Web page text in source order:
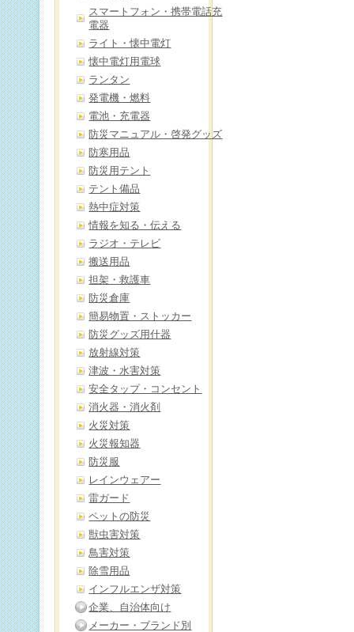
スマートフォン・携帯電話充
電器
ライト・懐中電灯
懐中電灯用電球
ランタン
発電機・燃料
電池・充電器
防災マニュアル・啓発グッズ
防寒用品
防災用テント
テント備品
熱中症対策
情報を知る・伝える
ラジオ・テレビ
搬送用品
担架・救護車
防災倉庫
簡易物置・ストッカー
防災グッズ用什器
放射線対策
津波・水害対策
安全タップ・コンセント
消火器・消火剤
火災対策
火災報知器
防災服
レインウェアー
雷ガード
ペットの防災
獣虫害対策
鳥害対策
除雪用品
インフルエンザ対策
企業、自治体向け
メーカー・ブランド別